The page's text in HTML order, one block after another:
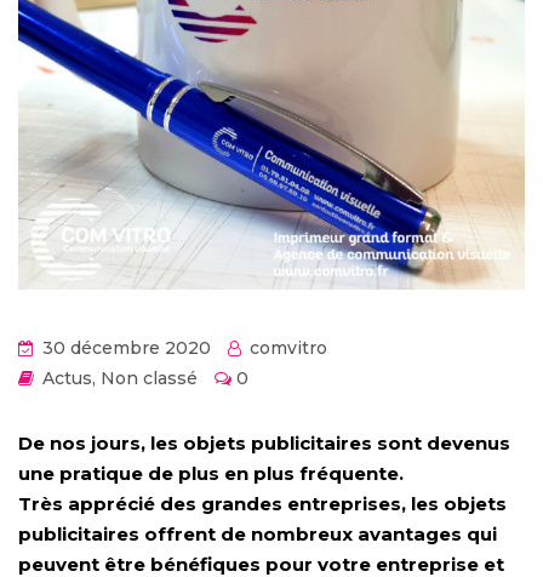
30 décembre 2020
comvitro
Actus, Non classé 0
De nos jours, les objets publicitaires sont devenus
une pratique de plus en plus fréquente.
Très apprécié des grandes entreprises, les objets
publicitaires offrent de nombreux avantages qui
peuvent être bénéfiques pour votre entreprise et